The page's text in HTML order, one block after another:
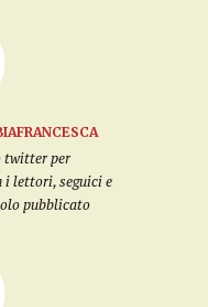
twitter per
i lettori, seguici e
pubblicato